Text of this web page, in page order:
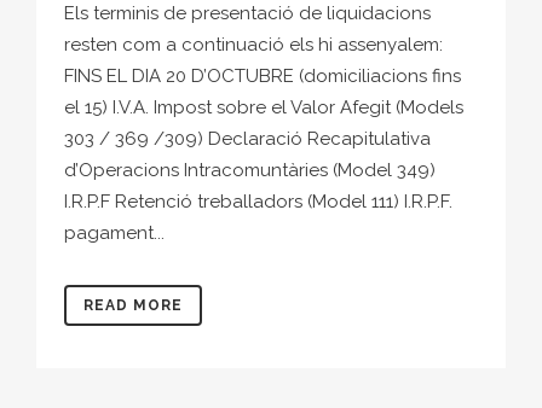
Els terminis de presentació de liquidacions
resten com a continuació els hi assenyalem:
FINS EL DIA 20 D’OCTUBRE (domiciliacions fins
el 15) I.V.A. Impost sobre el Valor Afegit (Models
303 / 369 /309) Declaració Recapitulativa
d’Operacions Intracomuntàries (Model 349)
I.R.P.F Retenció treballadors (Model 111) I.R.P.F.
pagament...
READ MORE